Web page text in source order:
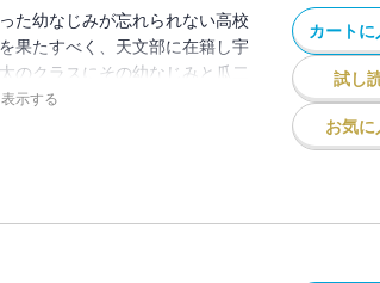
た幼なじみが忘れられない高校
果たすべく、天文部に在籍し宇
のクラスにその幼なじみと瓜二
くる。どこか浮世離れした彼女
示する
カートに
試し
お気に